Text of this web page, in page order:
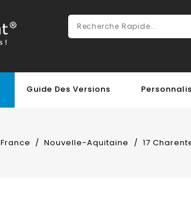
Guide Des Versions
France Nouvelle-Aquitaine 17